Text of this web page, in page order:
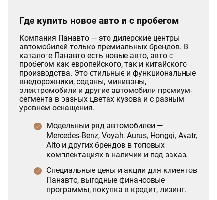
Где купить новое авто и с пробегом
Компания Панавто — это дилерские центры
автомобилей только премиальных брендов. В
каталоге Панавто есть новые авто, авто с
пробегом как европейского, так и китайского
производства. Это стильные и функциональные
внедорожники, седаны, минивэны,
электромобили и другие автомобили премиум-
сегмента в разных цветах кузова и с разным
уровнем оснащения.
Модельный ряд автомобилей —
Mercedes-Benz, Voyah, Aurus, Hongqi, Avatr,
Aito и других брендов в топовых
комплектациях в наличии и под заказ.
Специальные цены и акции для клиентов
Панавто, выгодные финансовые
программы, покупка в кредит, лизинг.